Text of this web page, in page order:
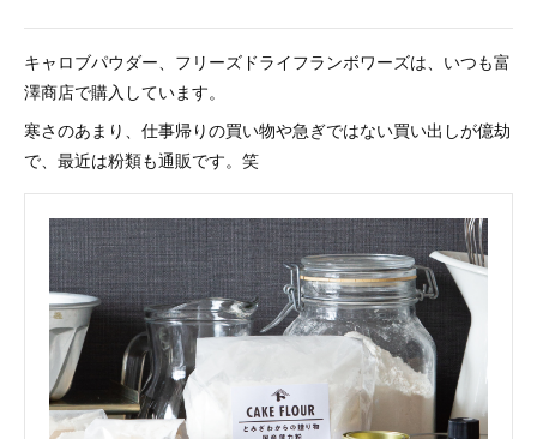
キャロブパウダー、フリーズドライフランボワーズは、いつも富
澤商店で購入しています。
寒さのあまり、仕事帰りの買い物や急ぎではない買い出しが億劫
で、最近は粉類も通販です。笑